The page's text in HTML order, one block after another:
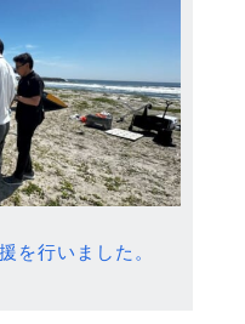
を行いました。